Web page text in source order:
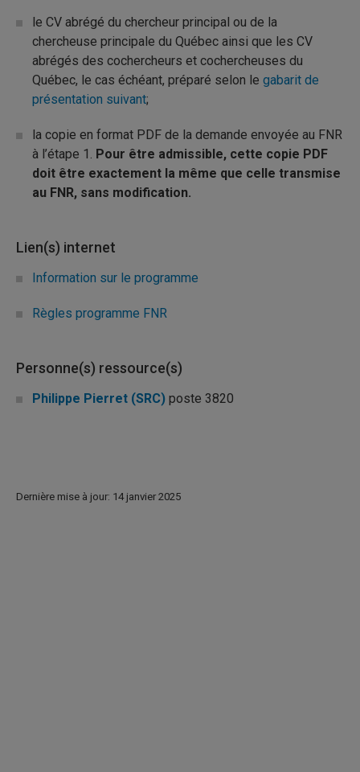
le CV abrégé du chercheur principal ou de la
chercheuse principale du Québec ainsi que les CV
abrégés des cochercheurs et cochercheuses du
Québec, le cas échéant, préparé selon le gabarit de
présentation suivant;
la copie en format PDF de la demande envoyée au FNR
à l’étape 1. Pour être admissible, cette copie PDF
doit être exactement la même que celle transmise
au FNR, sans modification.
Lien(s) internet
Information sur le programme
Règles programme FNR
Personne(s) ressource(s)
Philippe Pierret (SRC) poste 3820
Dernière mise à jour: 14 janvier 2025